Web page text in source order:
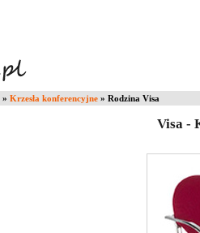
» Krzesła konferencyjne » Rodzina Visa
Visa -